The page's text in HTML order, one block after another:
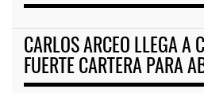
CARLOS ARCEO LLEGA A
FUERTE CARTERA PARA